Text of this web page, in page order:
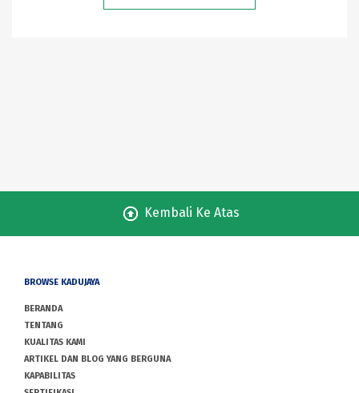
Kembali Ke Atas
BROWSE KADUJAYA
BERANDA
TENTANG
KUALITAS KAMI
ARTIKEL DAN BLOG YANG BERGUNA
KAPABILITAS